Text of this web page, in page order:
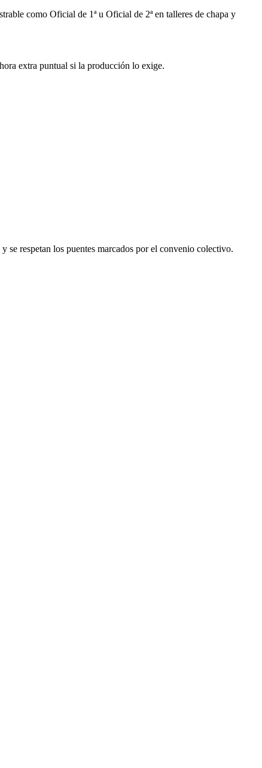
como Oficial de 1ª u Oficial de 2ª en talleres de chapa y
extra puntual si la producción lo exige.
se respetan los puentes marcados por el convenio colectivo.